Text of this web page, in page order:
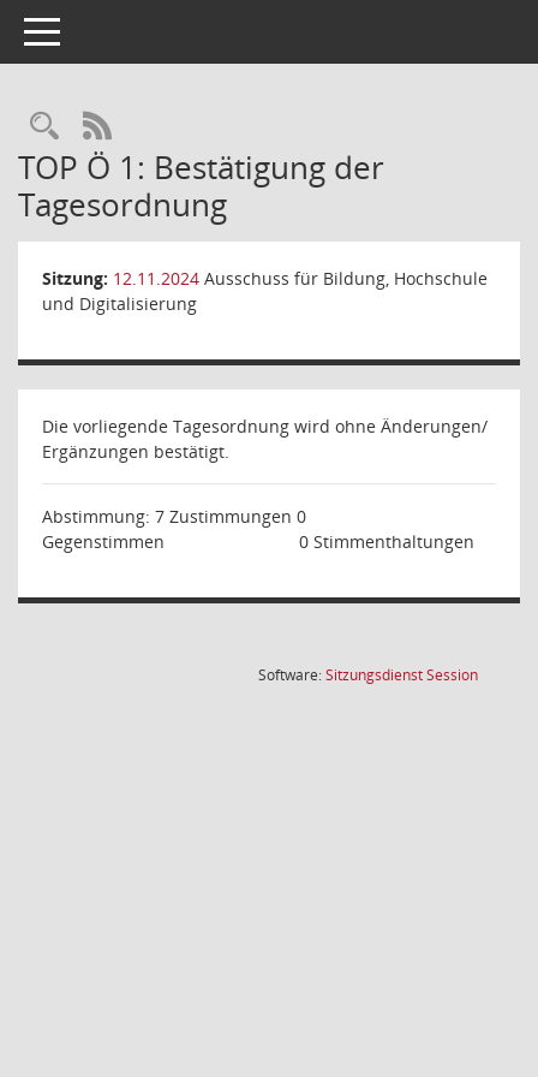
Toggle navigation
Rechercheauswahl
RSS-Feed
TOP Ö 1: Bestätigung der
Tagesordnung
Sitzung: 12.11.2024 Ausschuss für Bildung, Hochschule
und Digitalisierung
Die vorliegende Tagesordnung wird ohne Änderungen/
Ergänzungen bestätigt.
Abstimmung: 7 Zustimmungen 0
Gegenstimmen
0 Stimmenthaltungen
Software:SitzungsdienstSession(Wird in